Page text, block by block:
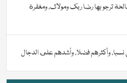
ترجو بها رضا ربك ومولاك، ومغفرة
وأكثرهم فضلا، وأشدهم على الدجال